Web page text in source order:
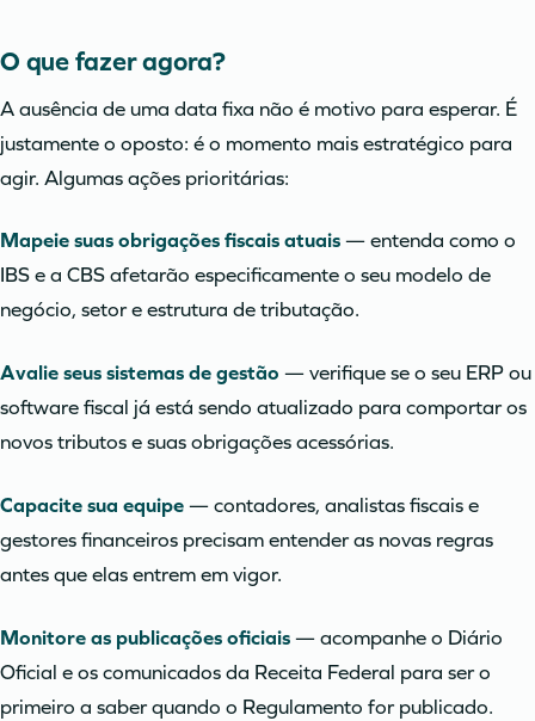
O que fazer agora?
A ausência de uma data fixa não é motivo para esperar. É
justamente o oposto: é o momento mais estratégico para
agir. Algumas ações prioritárias:
Mapeie suas obrigações fiscais atuais— entenda como o
IBS e a CBS afetarão especificamente o seu modelo de
negócio, setor e estrutura de tributação.
Avalie seus sistemas de gestão — verifique se o seu ERP ou
software fiscal já está sendo atualizado para comportar os
novos tributos e suas obrigações acessórias.
Capacite sua equipe— contadores, analistas fiscais e
gestores financeiros precisam entender as novas regras
antes que elas entrem em vigor.
Monitore as publicações oficiais— acompanhe o Diário
Oficial e os comunicados da Receita Federal para ser o
primeiro a saber quando o Regulamento for publicado.